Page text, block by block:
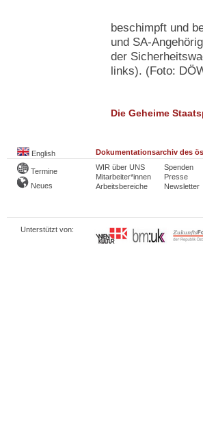
beschimpft und
und SA-
der
links). (Foto:
Die Geheime
English Dokumentationsarchiv des
Termine
Neues
WIR über UNS
Mitarbeiter*innen
Arbeitsbereiche
Spenden
Presse
Newsletter
Unterstützt von: